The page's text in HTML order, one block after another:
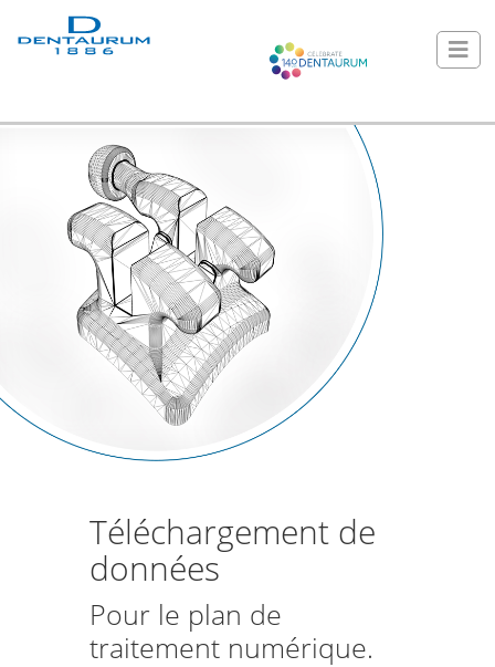
Téléchargement de
données
Pour le plan de
traitement numérique.